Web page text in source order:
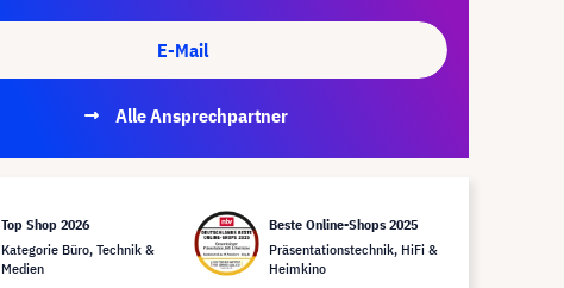
E-Mail
Alle Ansprechpartner
Top Shop 2026
Kategorie Büro, Technik &
Medien
Beste Online-Shops 2025
Präsentationstechnik, HiFi &
Heimkino